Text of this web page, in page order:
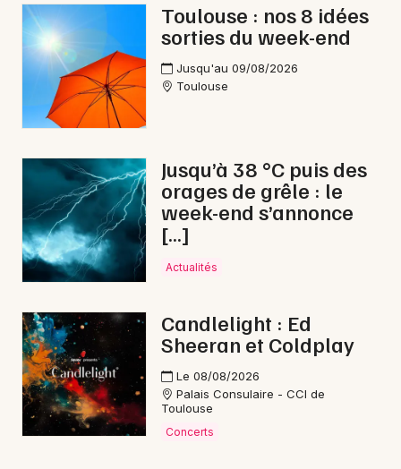
Toulouse : nos 8 idées
sorties du week-end
Jusqu'au 09/08/2026
Toulouse
Jusqu’à 38 °C puis des
orages de grêle : le
week-end s’annonce
[…]
Actualités
Candlelight : Ed
Sheeran et Coldplay
Le 08/08/2026
Palais Consulaire - CCI de
Toulouse
Concerts